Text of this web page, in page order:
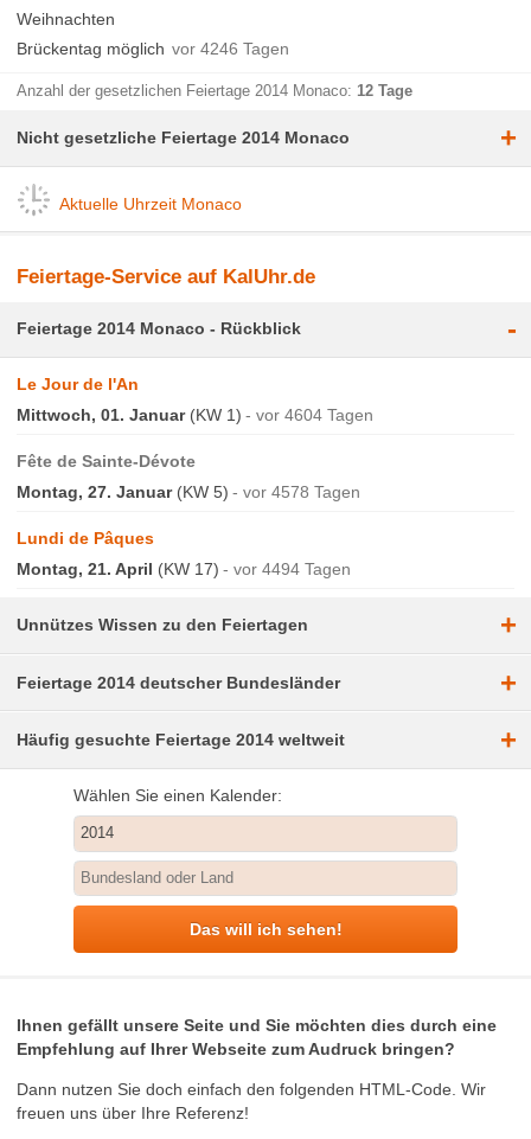
Weihnachten
Brückentag möglich vor 4246 Tagen
Anzahl der gesetzlichen Feiertage 2014 Monaco:12 Tage
Nicht gesetzliche Feiertage 2014 Monaco +
Aktuelle Uhrzeit Monaco
Feiertage-Service auf KalUhr.de
Feiertage 2014 Monaco - Rückblick -
Le Jour de l'An
Mittwoch, 01. Januar(KW 1) vor 4604 Tagen
Fête de Sainte-Dévote
Montag, 27. Januar(KW 5) vor 4578 Tagen
Lundi de Pâques
Montag, 21. April (KW 17) vor 4494 Tagen
Unnützes Wissen zu den Feiertagen +
Feiertage 2014 deutscher Bundesländer +
Häufig gesuchte Feiertage 2014 weltweit +
Wählen Sie einen Kalender:
Das will ich sehen!
Ihnen gefällt unsere Seite und Sie möchten dies durch eine
Empfehlung auf Ihrer Webseite zum Audruck bringen?
Dann nutzen Sie doch einfach den folgenden HTML-Code. Wir
freuen uns über Ihre Referenz!